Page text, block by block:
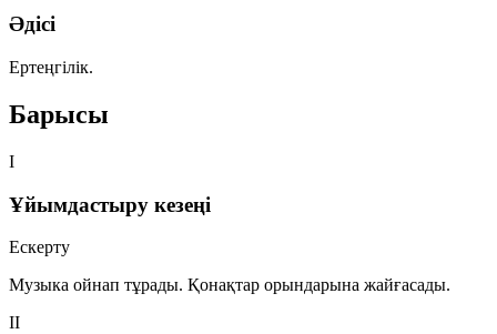
Әдісі
Ертеңгілік.
Барысы
I
Ұйымдастыру кезеңі
Ескерту
Музыка ойнап тұрады. Қонақтар орындарына жайғасады.
II